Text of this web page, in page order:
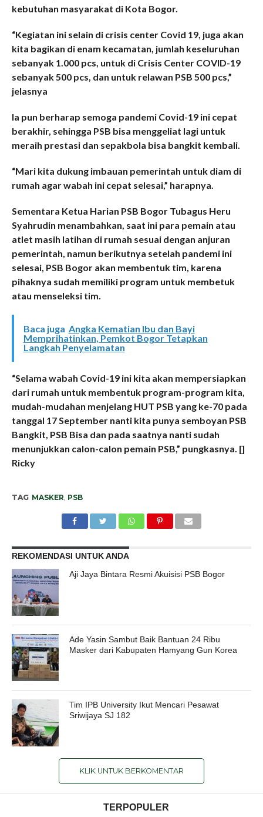
kebutuhan masyarakat di Kota Bogor.
“Kegiatan ini selain di crisis center Covid 19, juga akan
kita bagikan di enam kecamatan, jumlah keseluruhan
sebanyak 1.000 pcs, untuk di Crisis Center COVID-19
sebanyak 500 pcs, dan untuk relawan PSB 500 pcs,”
jelasnya
Ia pun berharap semoga pandemi Covid-19 ini cepat
berakhir, sehingga PSB bisa menggeliat lagi untuk
meraih prestasi dan sepakbola bisa bangkit kembali.
“Mari kita dukung imbauan pemerintah untuk diam di
rumah agar wabah ini cepat selesai,” harapnya.
Sementara Ketua Harian PSB Bogor Tubagus Heru
Syahrudin menambahkan, saat ini para pemain atau
atlet masih latihan di rumah sesuai dengan anjuran
pemerintah, namun berikutnya setelah pandemi ini
selesai, PSB Bogor akan membentuk tim, karena
pihaknya sudah memiliki program untuk membetuk
atau menseleksi tim.
Baca juga Angka Kematian Ibu dan Bayi
Memprihatinkan, Pemkot Bogor Tetapkan
Langkah Penyelamatan
“Selama wabah Covid-19 ini kita akan mempersiapkan
dari rumah untuk membentuk program-program kita,
mudah-mudahan menjelang HUT PSB yang ke-70 pada
tanggal 17 September nanti kita punya semboyan PSB
Bangkit, PSB Bisa dan pada saatnya nanti sudah
menunjukkan calon-calon pemain PSB,” pungkasnya. []
Ricky
TAG MASKER PSB
REKOMENDASI UNTUK ANDA
Aji Jaya Bintara Resmi Akuisisi PSB Bogor
Ade Yasin Sambut Baik Bantuan 24 Ribu
Masker dari Kabupaten Hamyang Gun Korea
Tim IPB University Ikut Mencari Pesawat
Sriwijaya SJ 182
KLIK UNTUK BERKOMENTAR
TERPOPULER